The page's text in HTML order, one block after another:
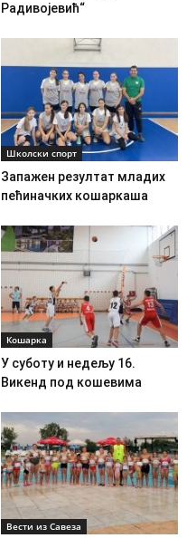
Радивојевић“
Школски спорт
Запажен резултат младих
пећиначких кошаркаша
Кошарка
У суботу и недељу 16.
Викенд под кошевима
Вести из Савеза